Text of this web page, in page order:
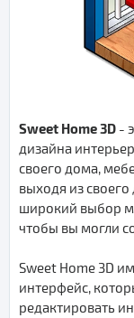
Sweet Home 3D -
дизайна
своего дома,
выходя из
широкий выбор
чтобы вы могли
Sweet Home 3D
интерфейс,
редактировать